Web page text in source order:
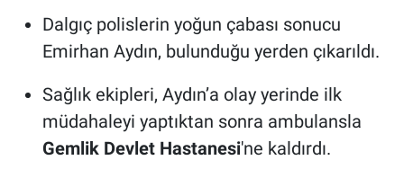
Dalgıç polislerin yoğun çabası sonucu
Emirhan Aydın, bulunduğu yerden çıkarıldı.
Sağlık ekipleri, Aydın’a olay yerinde ilk
müdahaleyi yaptıktan sonra ambulansla
Gemlik Devlet Hastanesi'ne kaldırdı.